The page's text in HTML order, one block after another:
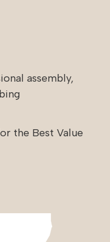
werden
verliepen via
ons super. Erg
moeite doen
is prettig
Wij zijn erg
assembly,
the Best Value